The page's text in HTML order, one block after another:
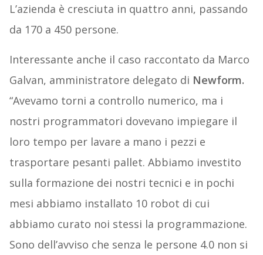
L’azienda è cresciuta in quattro anni, passando
da 170 a 450 persone.
Interessante anche il caso raccontato da Marco
Galvan, amministratore delegato di Newform.
“Avevamo torni a controllo numerico, ma i
nostri programmatori dovevano impiegare il
loro tempo per lavare a mano i pezzi e
trasportare pesanti pallet. Abbiamo investito
sulla formazione dei nostri tecnici e in pochi
mesi abbiamo installato 10 robot di cui
abbiamo curato noi stessi la programmazione.
Sono dell’avviso che senza le persone 4.0 non si